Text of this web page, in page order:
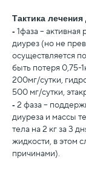
Тактика
-1фаза –
диурез (но не
осуществляется
быть потеря 0,75-
200мг/сутки,
500 мг/сутки,
-2 фаза –
диуреза и массы
тела на 2 кг за 3
жидкости, в этом
причинами).